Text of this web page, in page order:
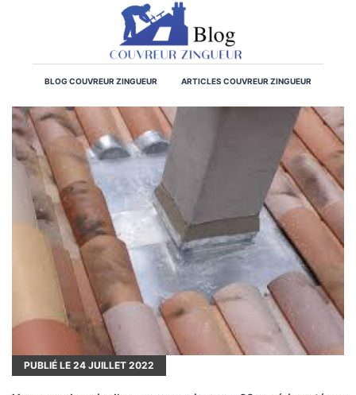
BLOG COUVREUR ZINGUEUR ARTICLES COUVREUR ZINGUEUR
PUBLIÉ LE 24 JUILLET 2022